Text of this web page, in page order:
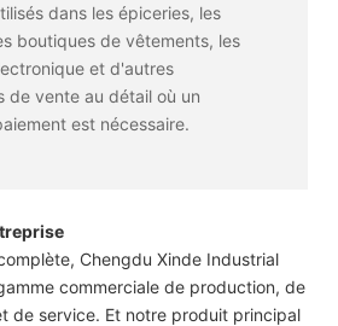
dans les épiceries, les
boutiques de vêtements, les
et d'autres
de vente au détail où un
est nécessaire.
Chengdu Xinde Industrial
commerciale de production, de
de service. Et notre produit principal